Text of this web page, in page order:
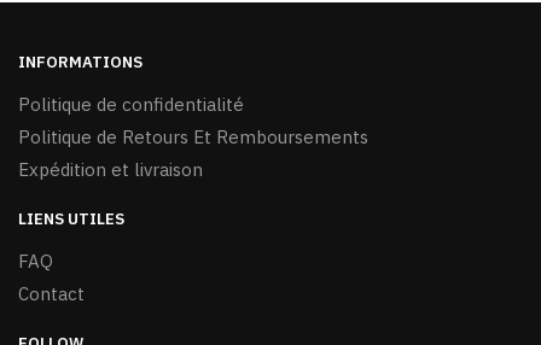
INFORMATIONS
Politique de confidentialité
Politique de Retours Et Remboursements
Expédition et livraison
LIENS UTILES
FAQ
Contact